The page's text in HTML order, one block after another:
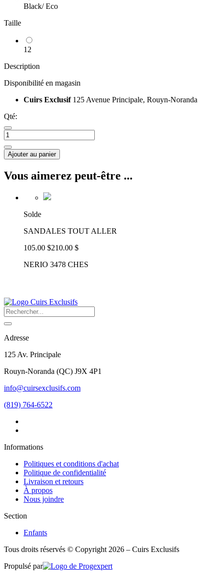
Black/ Eco
Taille
12
Description
Disponibilité en magasin
Cuirs Exclusif 125 Avenue Principale, Rouyn-Noranda
Qté:
Ajouter au panier
Vous aimerez peut-être ...
Solde
SANDALES TOUT ALLER
105.00 $210.00 $
NERIO 3478 CHES
Adresse
125 Av. Principale
Rouyn-Noranda (QC) J9X 4P1
info@cuirsexclusifs.com
(819) 764-6522
Informations
Politiques et conditions d'achat
Politique de confidentialité
Livraison et retours
À propos
Nous joindre
Section
Enfants
Tous droits réservés © Copyright 2026 – Cuirs Exclusifs
Propulsé par